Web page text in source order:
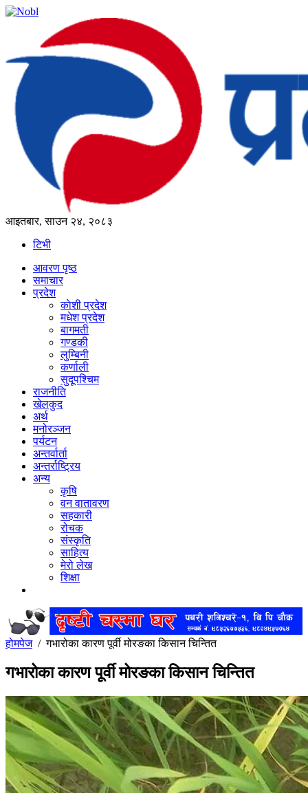
आइतबार, साउन २४, २०८३
टिभी
आवरण पृष्‍ठ
समाचार
प्रदेश
काेशी प्रदेश
मधेश प्रदेश
बागमती
गण्डकी
लुम्बिनी
कर्णाली
सुदूपश्‍चिम
राजनीति
खेलकुद
अर्थ
मनोरञ्‍जन
पर्यटन
अन्तर्वार्ता
अन्तर्राष्‍ट्रिय
अन्य
कृषि
वन वातावरण
सहकारी
रोचक
संस्कृति
साहित्य
मेरो लेख
शिक्षा
होमपेज/गभारोका कारण पूर्वी मोरङका किसान चिन्तित
गभारोका कारण पूर्वी मोरङका किसान चिन्तित